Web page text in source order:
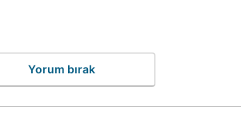
Yorum bırak